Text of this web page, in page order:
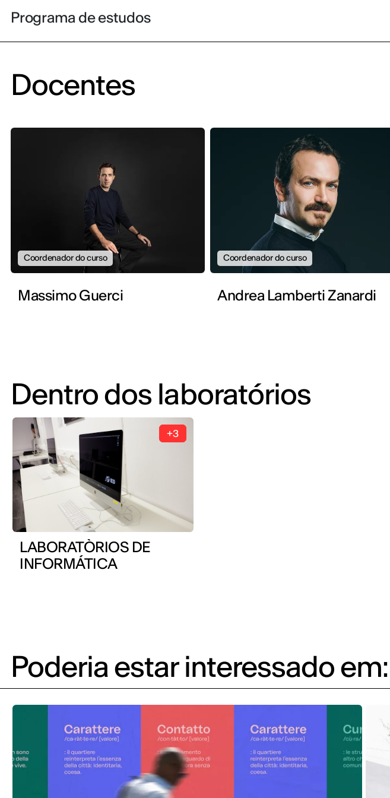
Programa de estudos
Docentes
Coordenador do curso
Massimo Guerci
Coordenador do curso
Andrea Lamberti Zanardi
Dentro dos laboratórios
+3
LABORATÒRIOS DE
INFORMÁTICA
Poderia estar interessado em: